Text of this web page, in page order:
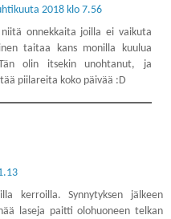
2018 klo 7.56
onnekkaita joilla ei vaikuta
taitaa kans monilla kuulua
olin itsekin unohtanut, ja
piilareita koko päivää :D
kerroilla. Synnytyksen jälkeen
laseja paitti olohuoneen telkan